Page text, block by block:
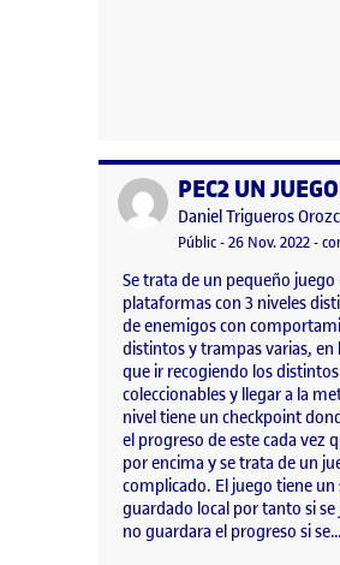
Publicat per
Publicat per
Daniel Trigueros
Visibilitat:
Públic-Data de
26 Nov. 202226
-
Se trata de un pequeño juego
plataformas con 3 niveles
de enemigos con
distintos y trampas varias, en
que ir recogiendo los distintos
coleccionables y llegar a la
nivel tiene un checkpoint
el progreso de este cada vez
por encima y se trata de un
complicado. El juego tiene un
guardado local por tanto si
no guardara el progreso si se…